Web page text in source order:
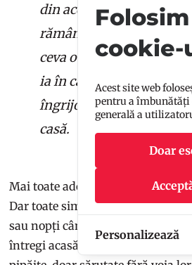
din același oraș cu tine și
rămâne singur pe stradă.
ceva obișnuit să te
ia în calcul scenariul în
îngrijorează nimic atunci
casă.
Mai toate adolescentele alungă
Dar toate simt că au avut noroc
sau nopți când au fost singure și
întregi acasă. Noroc că au fost
Folosim
cookie-
Acest site web
pentru a îmbunătăți
generală a
Doar
Personalizează